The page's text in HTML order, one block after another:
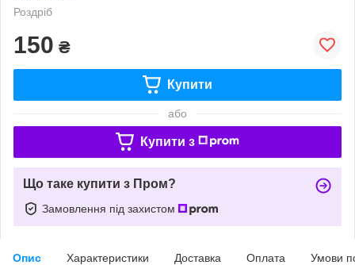
Роздріб
150 ₴
Купити
або
Купити з
Що таке купити з Пром?
Замовлення під захистом
Опис Характеристики Доставка Оплата Умови